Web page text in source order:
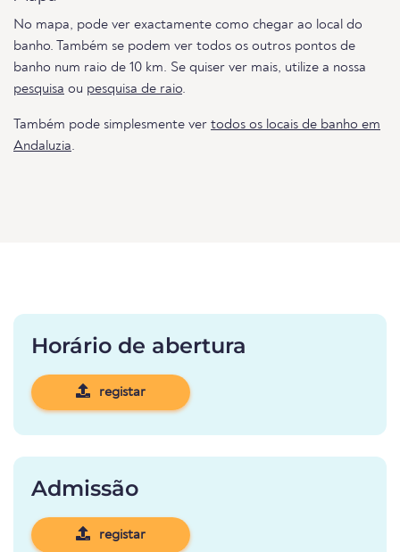
No mapa, pode ver exactamente como chegar ao local do
banho. Também se podem ver todos os outros pontos de
banho num raio de 10 km. Se quiser ver mais, utilize a nossa
pesquisa ou pesquisa de raio.
Também pode simplesmente ver todos os locais de banho em
Andaluzia.
Horário de abertura
registar
Admissão
registar